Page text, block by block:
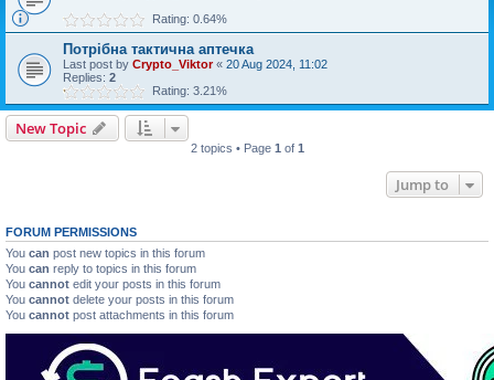
Rating: 0.64%
Потрібна тактична аптечка
Last post by Crypto_Viktor« 20 Aug 2024, 11:02
Replies: 2
Rating: 3.21%
New Topic
2 topics • Page 1 of 1
Jump to
FORUM PERMISSIONS
You can post new topics in this forum
You can reply to topics in this forum
You cannot edit your posts in this forum
You cannot delete your posts in this forum
You cannot post attachments in this forum